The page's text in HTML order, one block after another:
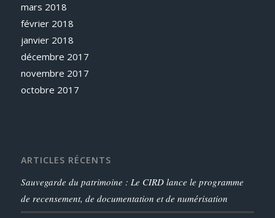
mars 2018
février 2018
janvier 2018
décembre 2017
novembre 2017
octobre 2017
ARTICLES RÉCENTS
Sauvegarde du patrimoine : Le CIRD lance le programme
de recensement, de documentation et de numérisation